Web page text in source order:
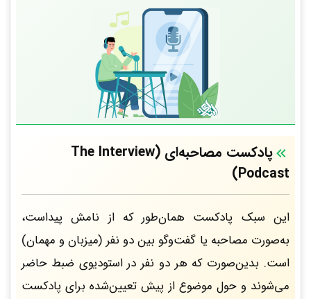
پادکست‌ مصاحبه‌ای (The Interview
Podcast)
این سبک پادکست همان‌طور که از نامش پیداست،
به‌صورت مصاحبه یا گفت‌وگو بین دو نفر (میزبان و مهمان)
است. بدین‌صورت که هر دو نفر در استودیوی ضبط حاضر
می‌شوند و حول موضوع از پیش تعیین‌شده برای پادکست